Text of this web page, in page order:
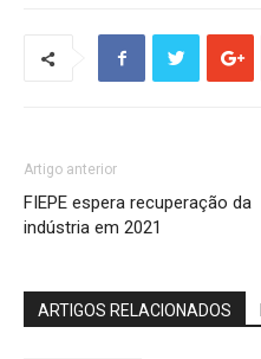
Artigo anterior
FIEPE espera recuperação da
indústria em 2021
ARTIGOS RELACIONADOS